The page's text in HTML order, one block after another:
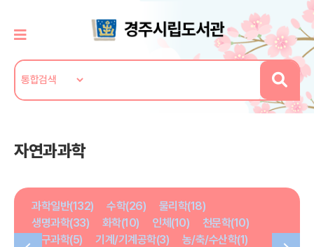
자연과과학
과학일반(132) 수학(26)
물리학(18)
생명과학(33)
화학(10) 인체(10)
천문학(10)
지구과학(5)
기계/기계공학(3)
농/축/수산학(1)